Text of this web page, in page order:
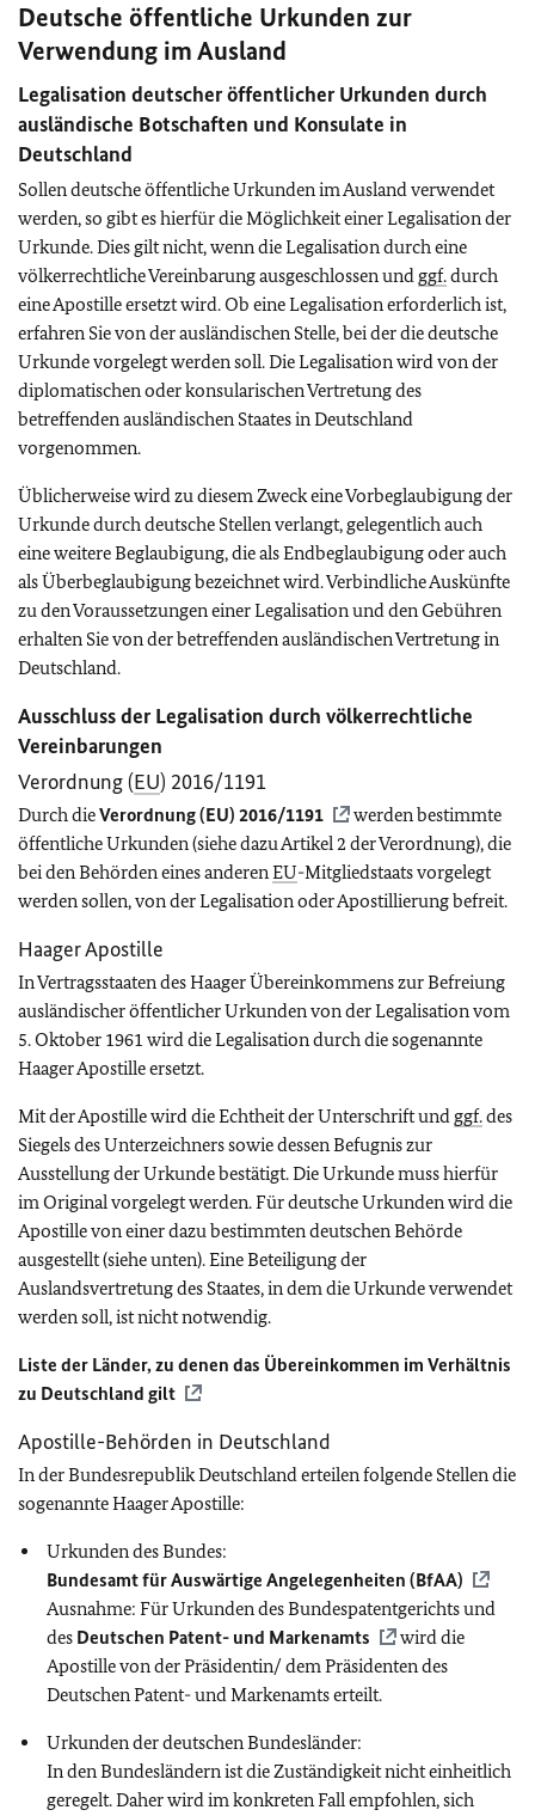
Deutsche öffentliche Urkunden zur
Verwendung im Ausland
Legalisation deutscher öffentlicher Urkunden durch
ausländische Botschaften und Konsulate in
Deutschland
Sollen deutsche öffentliche Urkunden im Ausland verwendet
werden, so gibt es hierfür die Möglichkeit einer Legalisation der
Urkunde. Dies gilt nicht, wenn die Legalisation durch eine
völkerrechtliche Vereinbarung ausgeschlossen und ggf.durch
eine Apostille ersetzt wird. Ob eine Legalisation erforderlich ist,
erfahren Sie von der ausländischen Stelle, bei der die deutsche
Urkunde vorgelegt werden soll. Die Legalisation wird von der
diplomatischen oder konsularischen Vertretung des
betreffenden ausländischen Staates in Deutschland
vorgenommen.
Üblicherweise wird zu diesem Zweck eine Vorbeglaubigung der
Urkunde durch deutsche Stellen verlangt, gelegentlich auch
eine weitere Beglaubigung, die als Endbeglaubigung oder auch
als Überbeglaubigung bezeichnet wird. Verbindliche Auskünfte
zu den Voraussetzungen einer Legalisation und den Gebühren
erhalten Sie von der betreffenden ausländischen Vertretung in
Deutschland.
Ausschluss der Legalisation durch völkerrechtliche
Vereinbarungen
Verordnung (EU) 2016/1191
Durch dieVerordnung (EU) 2016/1191
werden bestimmte
öffentliche Urkunden (siehe dazu Artikel 2 der Verordnung), die
bei den Behörden eines anderenEU-Mitgliedstaats vorgelegt
werden sollen, von der Legalisation oder Apostillierung befreit.
Haager Apostille
In Vertragsstaaten des Haager Übereinkommens zur Befreiung
ausländischer öffentlicher Urkunden von der Legalisation vom
5. Oktober 1961 wird die Legalisation durch die sogenannte
Haager Apostille ersetzt.
Mit der Apostille wird die Echtheit der Unterschrift und ggf.des
Siegels des Unterzeichners sowie dessen Befugnis zur
Ausstellung der Urkunde bestätigt. Die Urkunde muss hierfür
im Original vorgelegt werden. Für deutsche Urkunden wird die
Apostille von einer dazu bestimmten deutschen Behörde
ausgestellt (siehe unten). Eine Beteiligung der
Auslandsvertretung des Staates, in dem die Urkunde verwendet
werden soll, ist nicht notwendig.
Liste der Länder, zu denen das Übereinkommen im Verhältnis
zu Deutschland gilt
Apostille-Behörden in Deutschland
In der Bundesrepublik Deutschland erteilen folgende Stellen die
sogenannte Haager Apostille:
Urkunden des Bundes:
Bundesamt für Auswärtige Angelegenheiten (BfAA)
Ausnahme: Für Urkunden des Bundespatentgerichts und
des Deutschen Patent- und Markenamts
wird die
Apostille von der Präsidentin/ dem Präsidenten des
Deutschen Patent- und Markenamts erteilt.
Urkunden der deutschen Bundesländer:
In den Bundesländern ist die Zuständigkeit nicht einheitlich
geregelt. Daher wird im konkreten Fall empfohlen, sich